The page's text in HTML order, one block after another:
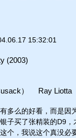
15:32:01
(2003)
） Ray Liotta
多么的好看，而是因
子买了张精装的D9
个，我说这个真没必